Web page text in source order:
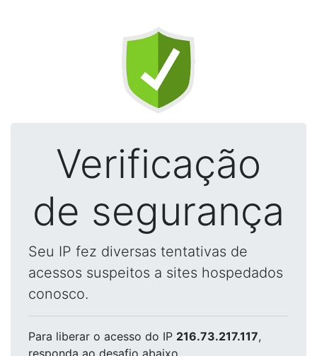
Verificação
de segurança
Seu IP fez diversas tentativas de
acessos suspeitos a sites hospedados
conosco.
Para liberar o acesso do IP 216.73.217.117,
responda ao desafio abaixo.